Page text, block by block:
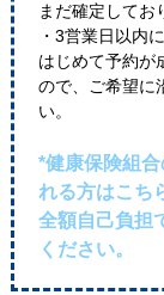
まだ確定してお
・3営業日以内
はじめて予約が
ので、ご希望に
い。
*健康保険組
れる方はこち
全額自己負担
ください。